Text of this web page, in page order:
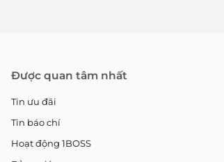
Được quan tâm nhất
Tin ưu đãi
Tin báo chí
Hoạt động 1BOSS